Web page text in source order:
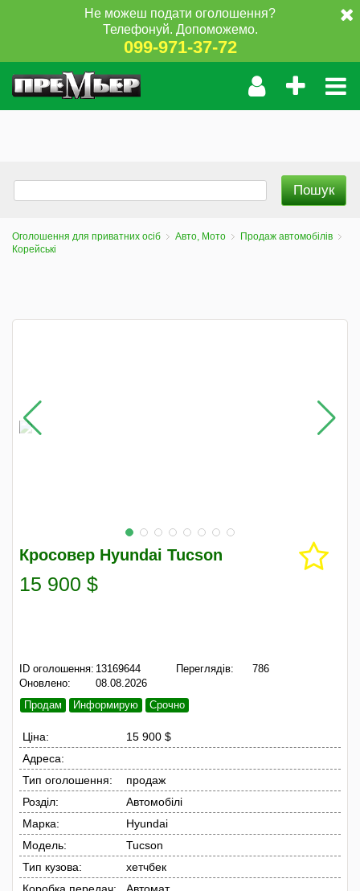
Не можеш подати оголошення?
Телефонуй. Допоможемо.
099-971-37-72
Оголошення для приватних осіб Авто, Мото
Продаж автомобілів
Корейські
Кросовер Hyundai Tucson
15 900 $
ID оголошення: 13169644
Оновлено:
08.08.2026
Переглядів: 786
Продам Информирую Срочно
Ціна:
15 900 $
Адреса:
Тип оголошення:
продаж
Розділ:
Автомобілі
Марка:
Hyundai
Модель:
Tucson
Тип кузова:
хетчбек
Коробка передач:
Автомат